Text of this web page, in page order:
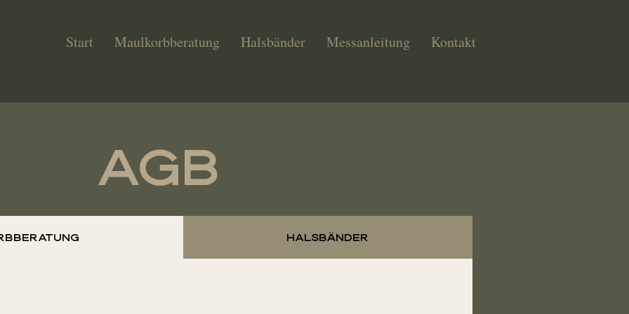
Start Maulkorbberatung Halsbänder Messanleitung Kontakt
AGB
Halsbänder